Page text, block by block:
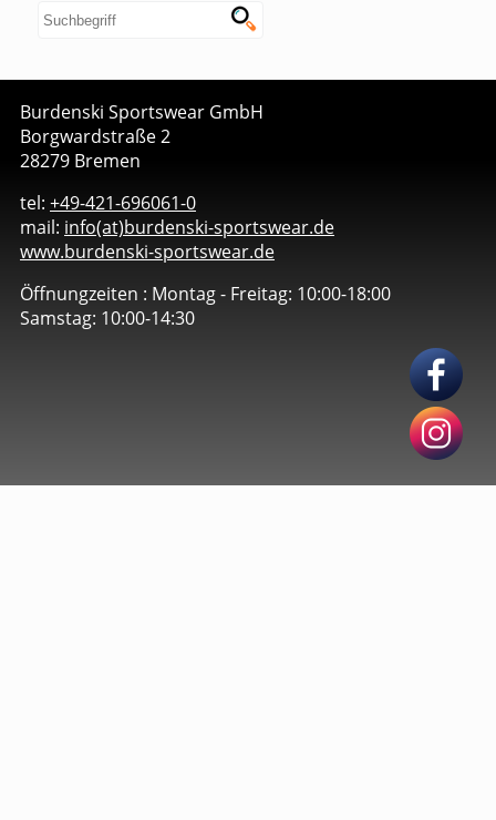
Burdenski Sportswear GmbH
Borgwardstraße 2
28279 Bremen
tel: +49-421-696061-0
mail: info(at)burdenski-sportswear.de
www.burdenski-sportswear.de
Öffnungzeiten : Montag - Freitag: 10:00-18:00
Samstag: 10:00-14:30